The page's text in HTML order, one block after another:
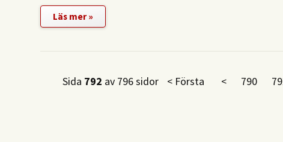
Läs mer »
Sida 792 av 796 sidor < Första < 790